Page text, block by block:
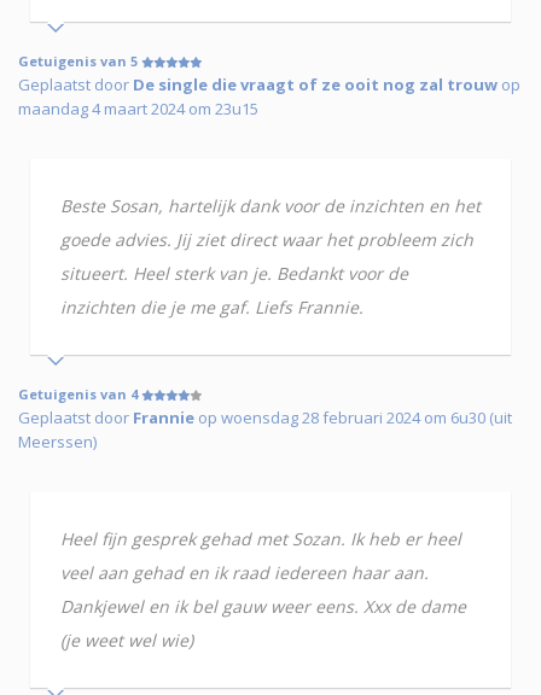
Getuigenis van 5
Geplaatst door De single die vraagt of ze ooit nog zal trouw op
maandag 4 maart 2024 om 23u15
Beste Sosan, hartelijk dank voor de inzichten en het
goede advies. Jij ziet direct waar het probleem zich
situeert. Heel sterk van je. Bedankt voor de
inzichten die je me gaf. Liefs Frannie.
Getuigenis van 4
Geplaatst door Frannie op woensdag 28 februari 2024 om 6u30 (uit
Meerssen)
Heel fijn gesprek gehad met Sozan. Ik heb er heel
veel aan gehad en ik raad iedereen haar aan.
Dankjewel en ik bel gauw weer eens. Xxx de dame
(je weet wel wie)